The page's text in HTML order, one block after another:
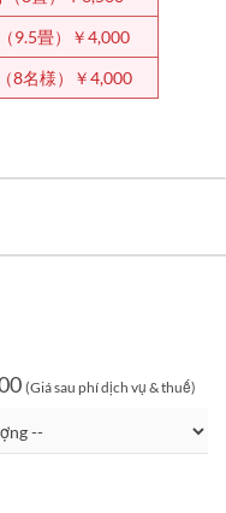
9.5畳）￥4,000
8名様）￥4,000
(Giá sau phí dịch vụ & thuế)